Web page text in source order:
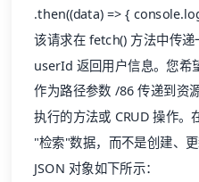
.then((data) => {
该请求在 fetch() 方法中传
userId 返回用户信息。您希
作为路径参数 /86 传递到资
执行的方法或 CRUD 操作。
"检索"数据，而不是创建、
JSON 对象如下所示：